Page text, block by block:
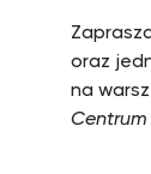
oraz
na
Centrum